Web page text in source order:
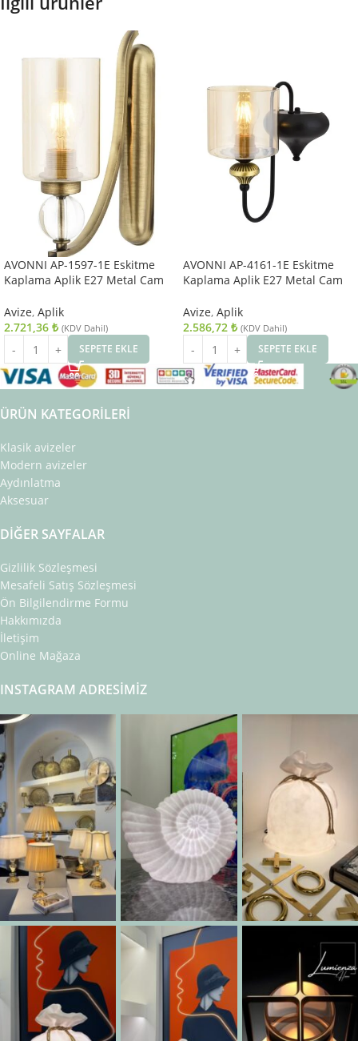
AVONNI AP-1597-1E Eskitme
Kaplama Aplik E27 Metal Cam
Avize, Aplik
2.721,36 ₺ (KDV Dahil)
SEPETE EKLE
AVONNI AP-4161-1E Eskitme
Kaplama Aplik E27 Metal Cam
Avize, Aplik
2.586,72 ₺ (KDV Dahil)
SEPETE EKLE
ÜRÜN KATEGORILERI
Klasik avizeler
Modern avizeler
Aydınlatma
Aksesuar
DIĞER SAYFALAR
Gizlilik Sözleşmesi
Mesafeli Satış Sözleşmesi
Ön Bilgilendirme Formu
Hakkımızda
İletişim
Online Mağaza
INSTAGRAM ADRESIMIZ